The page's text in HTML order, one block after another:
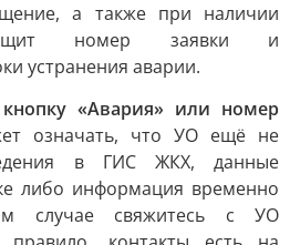
а также при наличии
номер заявки и
устранения аварии.
«Авария» или номер
означать, что УО ещё не
в ГИС ЖКХ, данные
либо информация временно
случае свяжитесь с УО